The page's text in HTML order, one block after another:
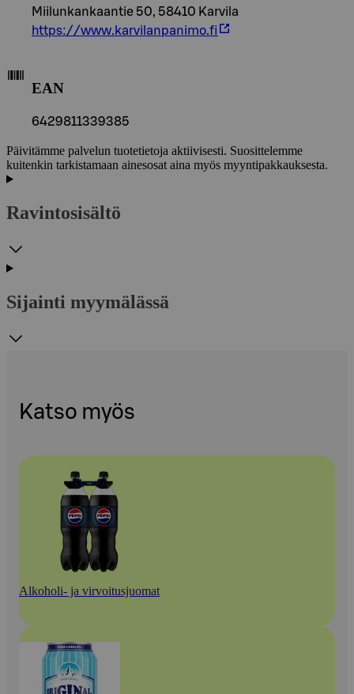
Miilunkankaantie 50, 58410 Karvila
https://www.karvilanpanimo.fi
EAN
6429811339385
Päivitämme palvelun tuotetietoja aktiivisesti. Suosittelemme
kuitenkin tarkistamaan ainesosat aina myös myyntipakkauksesta.
Ravintosisältö
Sijainti myymälässä
Katso myös
Alkoholi- ja virvoitusjuomat